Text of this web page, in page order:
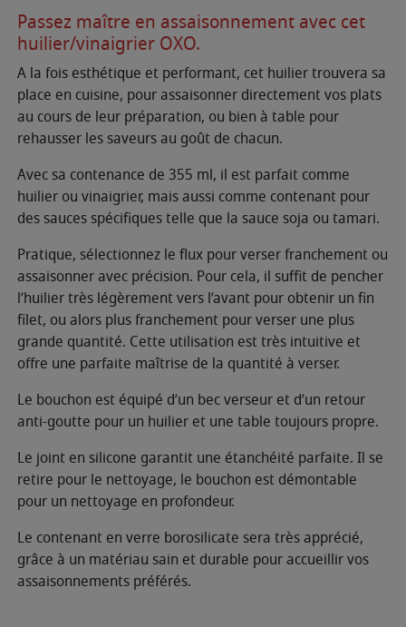
Passez maître en assaisonnement avec cet
huilier/vinaigrier OXO.
A la fois esthétique et performant, cet huilier trouvera sa
place en cuisine, pour assaisonner directement vos plats
au cours de leur préparation, ou bien à table pour
rehausser les saveurs au goût de chacun.
Avec sa contenance de 355 ml, il est parfait comme
huilier ou vinaigrier, mais aussi comme contenant pour
des sauces spécifiques telle que la sauce soja ou tamari.
Pratique, sélectionnez le flux pour verser franchement ou
assaisonner avec précision. Pour cela, il suffit de pencher
l’huilier très légèrement vers l’avant pour obtenir un fin
filet, ou alors plus franchement pour verser une plus
grande quantité. Cette utilisation est très intuitive et
offre une parfaite maîtrise de la quantité à verser.
Le bouchon est équipé d’un bec verseur et d’un retour
anti-goutte pour un huilier et une table toujours propre.
Le joint en silicone garantit une étanchéité parfaite. Il se
retire pour le nettoyage, le bouchon est démontable
pour un nettoyage en profondeur.
Le contenant en verre borosilicate sera très apprécié,
grâce à un matériau sain et durable pour accueillir vos
assaisonnements préférés.